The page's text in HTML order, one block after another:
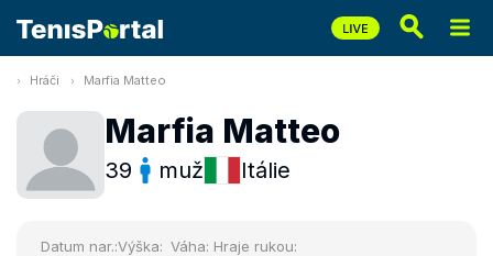
Hráči Marfia Matteo
Marfia Matteo
39 muž Itálie
Datum nar.:Výška: Váha: Hraje rukou: